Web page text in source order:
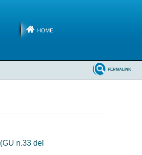
HOME
PERMALINK
(GU n.33 del